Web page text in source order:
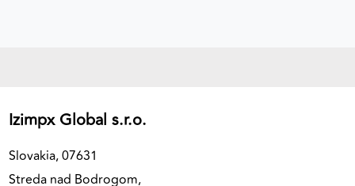
Izimpx Global s.r.o.
Slovakia, 07631
Streda nad Bodrogom,